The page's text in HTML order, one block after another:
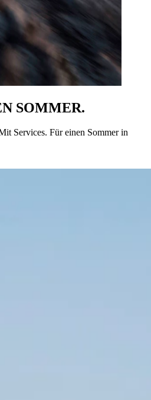
SOMMER.
Services. Für einen Sommer in